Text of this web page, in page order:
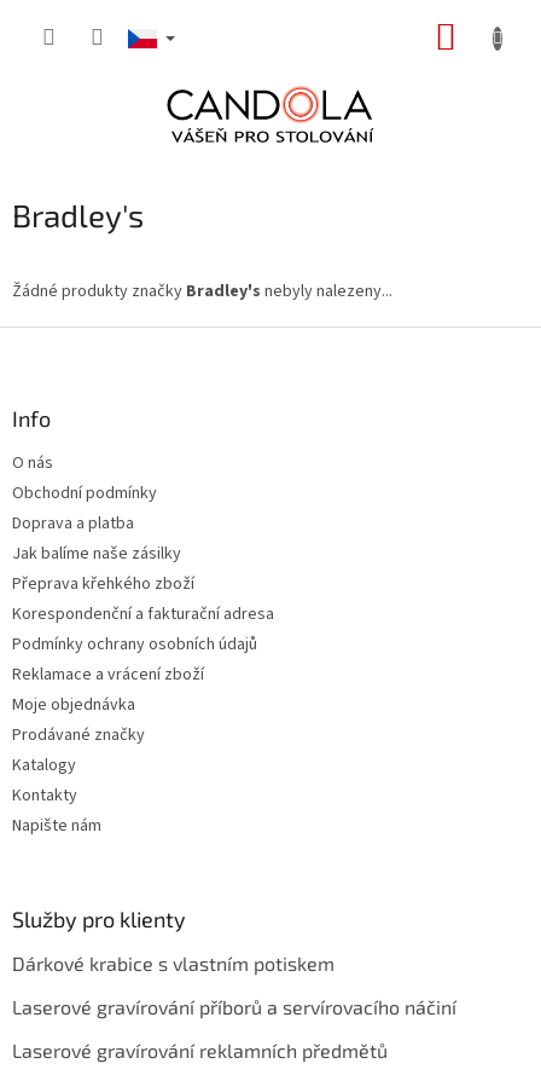
Bradley's
Žádné produkty značky Bradley's nebyly nalezeny...
Info
O nás
Obchodní podmínky
Doprava a platba
Jak balíme naše zásilky
Přeprava křehkého zboží
Korespondenční a fakturační adresa
Podmínky ochrany osobních údajů
Reklamace a vrácení zboží
Moje objednávka
Prodávané značky
Katalogy
Kontakty
Napište nám
Služby pro klienty
Dárkové krabice s vlastním potiskem
Laserové gravírování příborů a servírovacího náčiní
Laserové gravírování reklamních předmětů